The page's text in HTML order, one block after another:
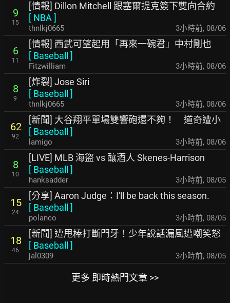
9
15
[情報] Dillon Mitchell 跟塞爾提克簽下雙向合約
[ NBA ]
thnlkj0665 3小時前, 08/06
6
11
[情報] 西武可望起用「再來一碗君」中村剛也
[ Baseball ]
Fitzwilliam 3小時前, 08/06
8
9
[炸裂] Jose Siri
[ Baseball ]
thnlkj0665 3小時前, 08/06
62
92
[新聞] 大谷翔平單場雙響砲還不夠！ 道奇遭小
[ Baseball ]
lamigo 3小時前, 08/06
8
10
[LIVE] MLB 海盜 vs 釀酒人 Skenes-Harrison
[ Baseball ]
hanksadder 3小時前, 08/05
15
24
[分享] Aaron Judge：I'll be back this season.
[ Baseball ]
polanco 3小時前, 08/05
18
46
[新聞] 遭甩棒打斷門牙！少年說話漏風遭嘲笑怒
[ Baseball ]
jal0309 3小時前, 08/05
更多 即時熱門文章 >>